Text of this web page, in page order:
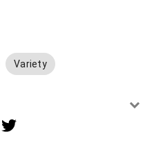
Variety